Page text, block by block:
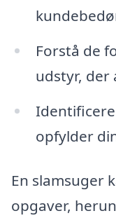
Forstå de
udstyr, der
opfylder
En slamsuger
opgaver,